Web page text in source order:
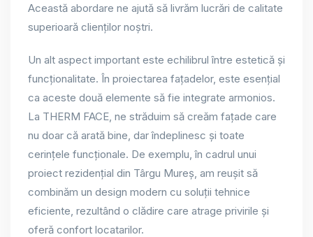
Această abordare ne ajută să livrăm lucrări de calitate
superioară clienților noștri.
Un alt aspect important este echilibrul între estetică și
funcționalitate. În proiectarea fațadelor, este esențial
ca aceste două elemente să fie integrate armonios.
La THERM FACE, ne străduim să creăm fațade care
nu doar că arată bine, dar îndeplinesc și toate
cerințele funcționale. De exemplu, în cadrul unui
proiect rezidențial din Târgu Mureș, am reușit să
combinăm un design modern cu soluții tehnice
eficiente, rezultând o clădire care atrage privirile și
oferă confort locatarilor.